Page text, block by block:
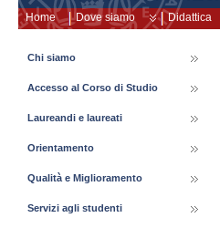
Home Dove siamo Didattica
Chi siamo
Accesso al Corso di Studio
Laureandi e laureati
Orientamento
Qualità e Miglioramento
Servizi agli studenti